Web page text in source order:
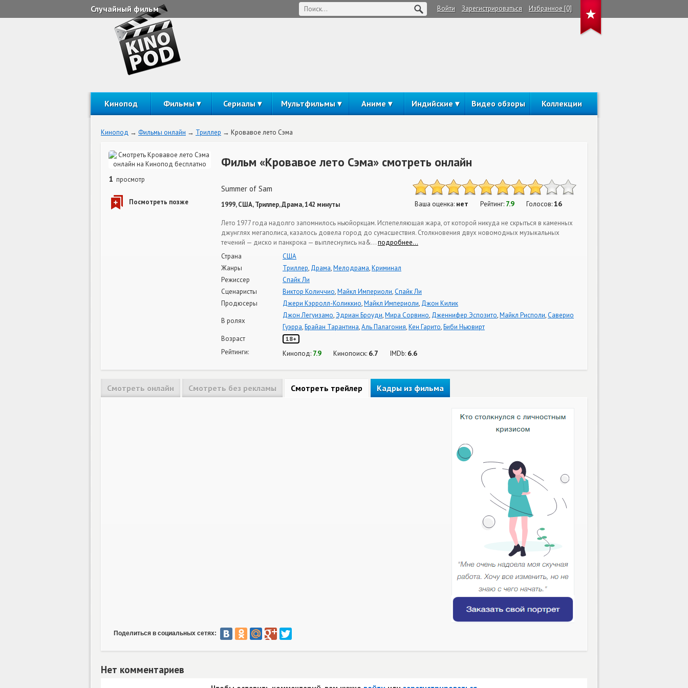
Случайный фильм Войти Зарегистрироваться Избранное [0]
Кинопод Фильмы Сериалы Мультфильмы Аниме Индийские Видео обзоры Коллекции
Кинопод Фильмы онлайн Триллер Кровавое лето Сэма
1 просмотр
Фильм «Кровавое лето Сэма» смотреть онлайн
Summer of Sam
1999, США, Триллер, Драма, 142 минуты Ваша оценка: нет Рейтинг: 7.9 Голосов:16
Лето 1977 года надолго запомнилось ньюйоркцам. Испепеляющая жара, от которой никуда не скрыться в каменных
джунглях мегаполиса, казалось довела город до сумасшествия. Столкновения двух новомодных музыкальных
течений — диско и панкрока — выплеснулись на&…подробнее…
Страна
США
Жанры
Триллер, Драма,Мелодрама,Криминал
Режиссер
Спайк Ли
Сценаристы
Виктор Количчио,Майкл Империоли,Спайк Ли
Продюсеры
Джери Кэрролл-Коликкио,Майкл Империоли, Джон Килик
В ролях
Джон Легуизамо,Эдриан Броуди,Мира Сорвино, Дженнифер Эспозито,Майкл Рисполи,Саверио
Гуэрра,Брайан Тарантина,Аль Палагония,Кен Гарито,Биби Ньювирт
Возраст
18+
Рейтинги: Кинопод: 7.9 Кинопоиск: 6.7 IMDb: 6.6
Смотреть онлайн Смотреть без рекламы Смотреть трейлер Кадры из фильма
Поделиться в социальных сетях:
Нет комментариев